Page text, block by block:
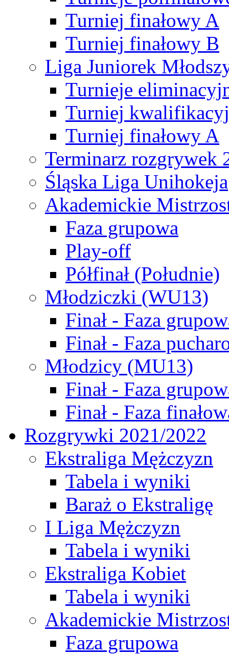
Turniej finałowy A
Turniej finałowy B
Liga Juniorek
Turnieje
Turniej
Turniej finałowy A
Terminarz rozgrywek
Śląska Liga Unihokeja
Akademickie
Faza grupowa
Play-off
Półfinał (Południe)
Młodziczki (WU13)
Finał - Faza
Finał - Faza
Młodzicy (MU13)
Finał - Faza
Finał - Faza
Rozgrywki 2021/2022
Ekstraliga Mężczyzn
Tabela i wyniki
Baraż o Ekstraligę
I Liga Mężczyzn
Tabela i wyniki
Ekstraliga Kobiet
Tabela i wyniki
Akademickie
Faza grupowa